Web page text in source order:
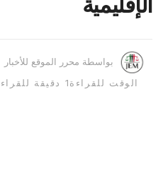
بواسطة محرر الموقع للأخبار
للقراءة1 دقيقة للقراءة